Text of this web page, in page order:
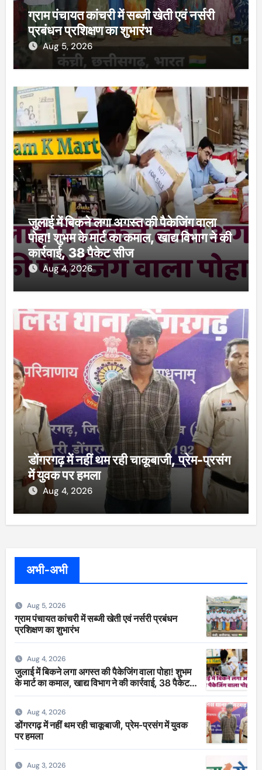
ग्राम पंचायत कांचरी में सब्जी खेती एवं नर्सरी
प्रबंधन प्रशिक्षण का शुभारंभ
Aug 5, 2026
जुलाई में बिकने लगा अगस्त की पैकेजिंग वाला
पोहा! शुभम के मार्ट का कमाल, खाद्य विभाग ने की
कार्रवाई, 38 पैकेट सीज
Aug 4, 2026
डोंगरगढ़ में नहीं थम रही चाकूबाजी, प्रेम-प्रसंग
में युवक पर हमला
Aug 4, 2026
अभी-अभी
Aug 5, 2026
ग्राम पंचायत कांचरी में सब्जी खेती एवं नर्सरी प्रबंधन
प्रशिक्षण का शुभारंभ
Aug 4, 2026
जुलाई में बिकने लगा अगस्त की पैकेजिंग वाला पोहा! शुभम
के मार्ट का कमाल, खाद्य विभाग ने की कार्रवाई, 38 पैकेट
सीज
Aug 4, 2026
डोंगरगढ़ में नहीं थम रही चाकूबाजी, प्रेम-प्रसंग में युवक
पर हमला
Aug 3, 2026